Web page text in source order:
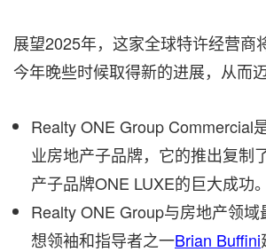
展望2025年，这家全球特许经营商
今年晚些时候取得新的进展，从而迈
Realty ONE Group Commercial
业房地产子品牌，它的推出复制
产子品牌ONE LUXE的巨大成功。
Realty ONE Group与房地产领
想领袖和指导者之一Brian Buffini